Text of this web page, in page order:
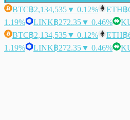
BTC฿2,134,535▼ 0.12% ETH฿
1.19%
LINK฿272.35▼ 0.46%
BTC฿2,134,535▼ 0.12% ETH฿
1.19%
LINK฿272.35▼ 0.46%